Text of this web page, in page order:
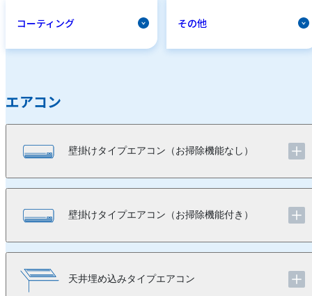
コーティング その他
エアコン
壁掛けタイプエアコン（お掃除機能なし）
壁掛けタイプエアコン（お掃除機能付き）
天井埋め込みタイプエアコン